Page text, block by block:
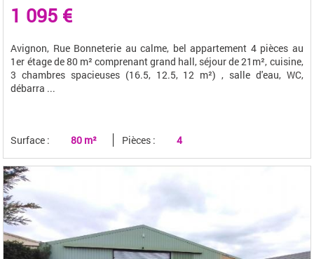
1 095 €
Avignon, Rue Bonneterie au calme, bel appartement 4 pièces au
1er étage de 80 m² comprenant grand hall, séjour de 21m², cuisine,
3 chambres spacieuses (16.5, 12.5, 12 m²) , salle d'eau, WC,
débarra ...
Surface : 80 m² Pièces : 4